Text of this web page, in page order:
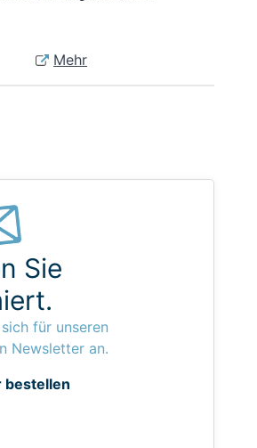
Mehr
Sie
für unseren
Newsletter an.